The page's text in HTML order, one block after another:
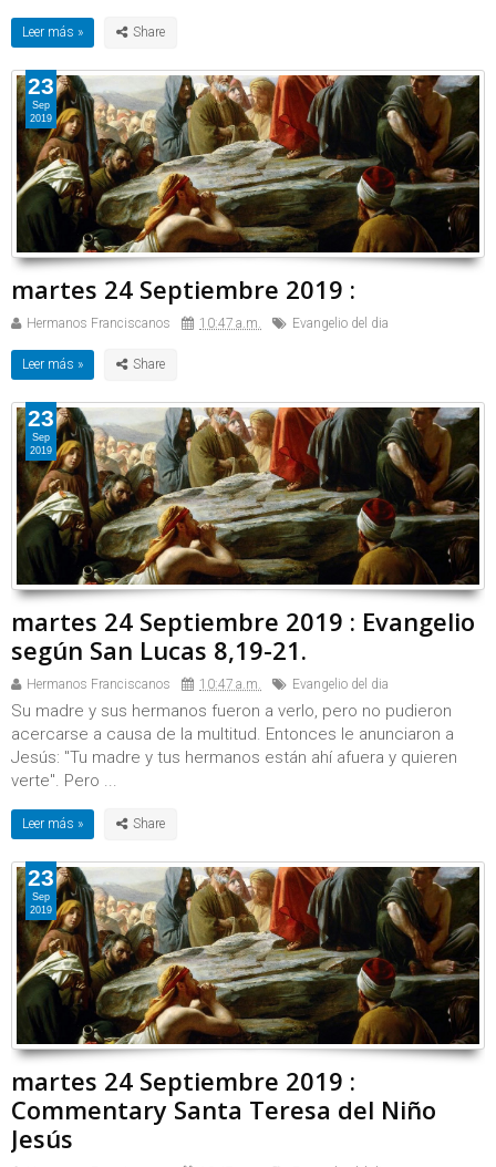
Leer más »
martes 24 Septiembre 2019 :
Hermanos Franciscanos 10:47 a.m. Evangelio del dia
Leer más »
23
Sep
2019
martes 24 Septiembre 2019 : Evangelio
según San Lucas 8,19-21.
Hermanos Franciscanos 10:47 a.m. Evangelio del dia
Su madre y sus hermanos fueron a verlo, pero no pudieron
acercarse a causa de la multitud. Entonces le anunciaron a
Jesús: "Tu madre y tus hermanos están ahí afuera y quieren
verte". Pero ...
Leer más »
23
Sep
2019
martes 24 Septiembre 2019 :
Commentary Santa Teresa del Niño
Jesús
23
Sep
2019